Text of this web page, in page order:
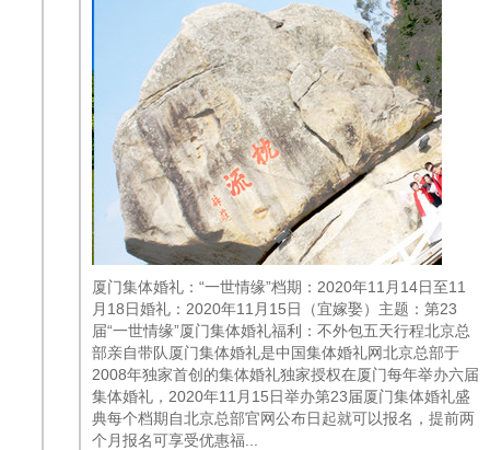
厦门集体婚礼：“一世情缘”档期：2020年11月14日至11
月18日婚礼：2020年11月15日（宜嫁娶）主题：第23
届“一世情缘”厦门集体婚礼福利：不外包五天行程北京总
部亲自带队厦门集体婚礼是中国集体婚礼网北京总部于
2008年独家首创的集体婚礼独家授权在厦门每年举办六届
集体婚礼，2020年11月15日举办第23届厦门集体婚礼盛
典每个档期自北京总部官网公布日起就可以报名，提前两
个月报名可享受优惠福...